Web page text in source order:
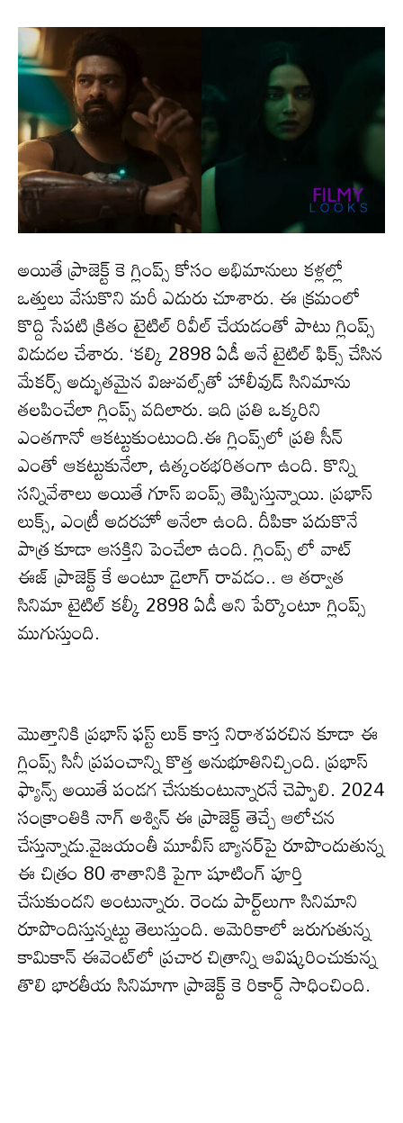
అయితే ప్రాజెక్ట్ కె గ్లింప్స్ కోసం అభిమానులు క‌ళ్ల‌ల్లో
ఒత్తులు వేసుకొని మ‌రీ ఎదురు చూశారు. ఈ క్ర‌మంలో
కొద్ది సేప‌టి క్రితం టైటిల్ రివీల్ చేయ‌డంతో పాటు గ్లింప్స్
విడుద‌ల చేశారు. ‘కల్కి 2898 ఏడీ అనే టైటిల్ ఫిక్స్ చేసిన
మేక‌ర్స్ అద్భుతమైన విజువల్స్‌తో హాలీవుడ్ సినిమాను
తలపించేలా గ్లింప్స్ వ‌దిలారు. ఇది ప్ర‌తి ఒక్క‌రిని
ఎంత‌గానో ఆక‌ట్టుకుంటుంది.ఈ గ్లింప్స్‌లో ప్రతి సీన్
ఎంతో ఆకట్టుకునేలా, ఉత్కంఠభ‌రితంగా ఉంది. కొన్ని
సన్నివేశాలు అయితే గూస్ బంప్స్ తెప్పిస్తున్నాయి. ప్రభాస్
లుక్స్, ఎంట్రీ అద‌ర‌హో అనేలా ఉంది. దీపికా పదుకొనే
పాత్ర కూడా ఆస‌క్తిని పెంచేలా ఉంది. గ్లింప్స్ లో వాట్
ఈజ్ ప్రాజెక్ట్ కే అంటూ డైలాగ్ రావడం.. ఆ తర్వాత
సినిమా టైటిల్ కల్కీ 2898 ఏడీ అని పేర్కొంటూ గ్లింప్స్
ముగుస్తుంది.
మొత్తానికి ప్ర‌భాస్ ఫ‌స్ట్ లుక్ కాస్త నిరాశ‌ప‌ర‌చిన కూడా ఈ
గ్లింప్స్ సినీ ప్రపంచాన్ని కొత్త అనుభూతినిచ్చింది. ప్రభాస్
ఫ్యాన్స్ అయితే పండగ చేసుకుంటున్నారనే చెప్పాలి. 2024
సంక్రాంతికి నాగ్ అశ్విన్ ఈ ప్రాజెక్ట్ తెచ్చే ఆలోచ‌న
చేస్తున్నాడు.వైజ‌యంతీ మూవీస్ బ్యాన‌ర్‌పై రూపొందుతున్న
ఈ చిత్రం 80 శాతానికి పైగా షూటింగ్ పూర్తి
చేసుకుంద‌ని అంటున్నారు. రెండు పార్ట్‌లుగా సినిమాని
రూపొందిస్తున్న‌ట్టు తెలుస్తుంది. అమెరికాలో జరుగుతున్న
కామికాన్ ఈవెంట్‌లో ప్రచార చిత్రాన్ని ఆవిష్కరించుకున్న
తొలి భారతీయ సినిమాగా ప్రాజెక్ట్ కె రికార్డ్ సాధించింది.